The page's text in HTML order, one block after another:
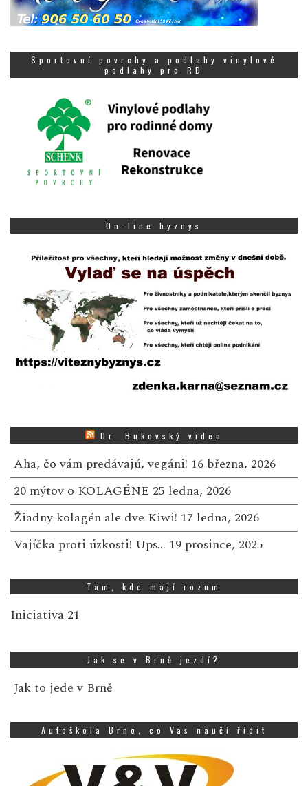
Sportovní povrchy a podlahy vinylové
podlahy pro RD
On-line byznys
Dr. Bukovský videa
Aha, čo vám predávajú, vegáni! 16 března, 2026
20 mýtov o KOLAGÉNE 25 ledna, 2026
Žiadny kolagén ale dve Kiwi! 17 ledna, 2026
Vajíčka proti úzkosti! Ups… 19 prosince, 2025
Tam, kde mají rozum
Iniciativa 21
Jak se v Brně jezdí?
Jak to jede v Brně
Autoškola Brno, co Vás naučí řídit